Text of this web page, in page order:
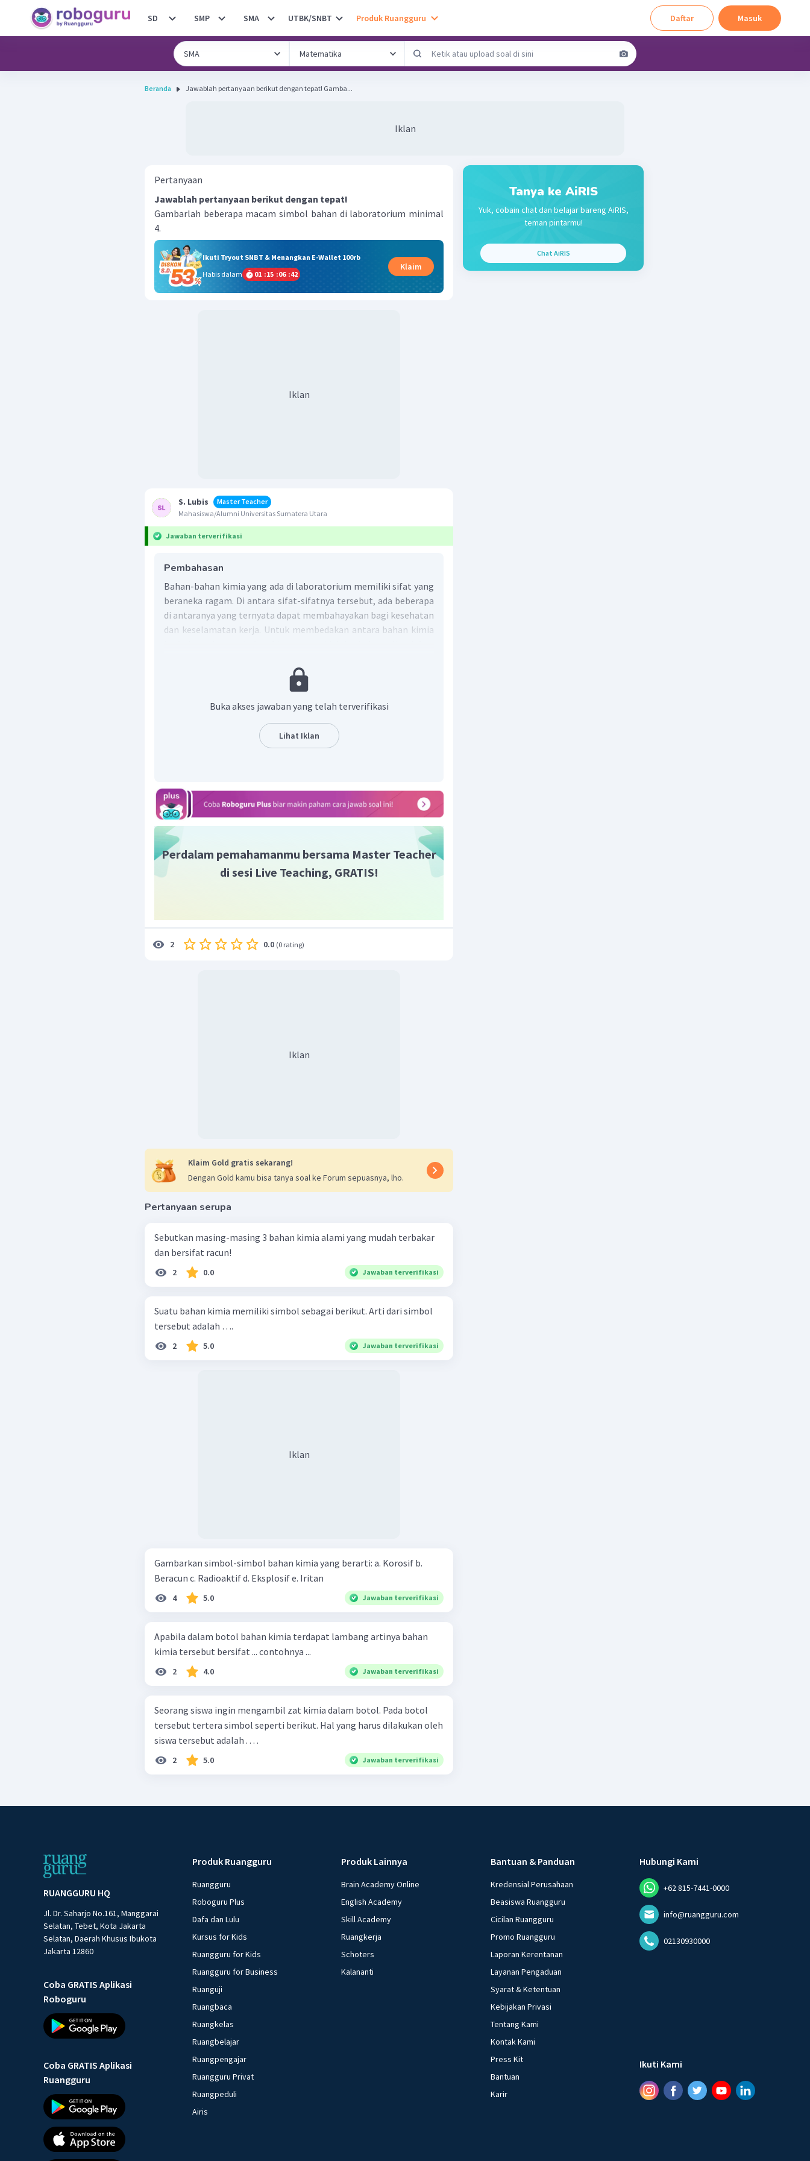
SD SMP SMA UTBK/SNBT Produk Ruangguru Daftar Masuk
Beranda Jawablah pertanyaan berikut dengan tepat! Gamba...
Iklan
Pertanyaan
Jawablah pertanyaan berikut dengan tepat!
Gambarlah beberapa macam simbol bahan di laboratorium minimal
4.
Ikuti Tryout SNBT & Menangkan E-Wallet 100rb
Habis dalam
01 :15 :06 :42
Klaim
Iklan
S. Lubis
Master Teacher
Mahasiswa/Alumni Universitas Sumatera Utara
Jawaban terverifikasi
Pembahasan
Bahan-bahan kimia yang ada di laboratorium memiliki sifat yang
beraneka ragam. Di antara sifat-sifatnya tersebut, ada beberapa
di antaranya yang ternyata dapat membahayakan bagi kesehatan
dan keselamatan kerja. Untuk membedakan antara bahan kimia
Berikut adalah beberapa gambar dari simbol bahan di
Maka, simbol bahan di laboratorium sesuai gambar di atas
Buka akses jawaban yang telah terverifikasi
Lihat Iklan
Perdalam pemahamanmu bersama Master Teacher
di sesi Live Teaching, GRATIS!
2 0.0 (0 rating)
Iklan
Klaim Gold gratis sekarang!
Dengan Gold kamu bisa tanya soal ke Forum sepuasnya, lho.
Pertanyaan serupa
Sebutkan masing-masing 3 bahan kimia alami yang mudah terbakar
dan bersifat racun!
2 0.0 Jawaban terverifikasi
Suatu bahan kimia memiliki simbol sebagai berikut. Arti dari simbol
tersebut adalah ….
2 5.0 Jawaban terverifikasi
Iklan
Gambarkan simbol-simbol bahan kimia yang berarti: a. Korosif b.
Beracun c. Radioaktif d. Eksplosif e. Iritan
4 5.0 Jawaban terverifikasi
Apabila dalam botol bahan kimia terdapat lambang artinya bahan
kimia tersebut bersifat ... contohnya ...
2 4.0 Jawaban terverifikasi
Seorang siswa ingin mengambil zat kimia dalam botol. Pada botol
tersebut tertera simbol seperti berikut. Hal yang harus dilakukan oleh
siswa tersebut adalah . . . .
2 5.0 Jawaban terverifikasi
Tanya ke AiRIS
Yuk, cobain chat dan belajar bareng AiRIS,
teman pintarmu!
Chat AiRIS
RUANGGURU HQ
Jl. Dr. Saharjo No.161, Manggarai
Selatan, Tebet, Kota Jakarta
Selatan, Daerah Khusus Ibukota
Jakarta 12860
Coba GRATIS Aplikasi
Roboguru
Coba GRATIS Aplikasi
Ruangguru
Produk Ruangguru
Ruangguru
Roboguru Plus
Dafa dan Lulu
Kursus for Kids
Ruangguru for Kids
Ruangguru for Business
Ruanguji
Ruangbaca
Ruangkelas
Ruangbelajar
Ruangpengajar
Ruangguru Privat
Ruangpeduli
Airis
Produk Lainnya
Brain Academy Online
English Academy
Skill Academy
Ruangkerja
Schoters
Kalananti
Bantuan & Panduan
Kredensial Perusahaan
Beasiswa Ruangguru
Cicilan Ruangguru
Promo Ruangguru
Laporan Kerentanan
Layanan Pengaduan
Syarat & Ketentuan
Kebijakan Privasi
Tentang Kami
Kontak Kami
Press Kit
Bantuan
Karir
Hubungi Kami
+62 815-7441-0000
info@ruangguru.com
02130930000
Ikuti Kami